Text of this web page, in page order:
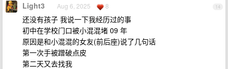
14
Light3 Aug 6, 2025 8
还没有孩子 我说一下我经历过的事
初中在学校门口被小混混堵 09 年
原因是和小混混的女友(前后座)说了几句话
第一次手被蹭破点皮
第二天又去找我